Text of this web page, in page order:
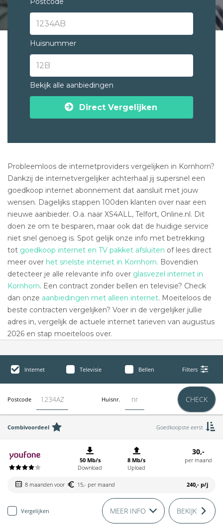
Huisnummer
Bekijk alle aanbiedingen
Direct Vergelijken
Probleemloos de internetproviders vergelijken in Kornhorn?
Dankzij de internetvergelijker achterhaal jij supersnel een
goedkoop internet abonnement dat aansluit met jouw
wensen. Dagelijks stappen 100den klanten over naar een
nieuwe aanbieder. O.a. naar XS4ALL, Telfort, Online.nl. Dit
doen ze om te besparen, maar ook dat de huidige service
niet snel genoeg is. Spot gelijk onze info met betrekking
tot goedkoop internet en TV pakket afsluiten of lees direct
meer over het snelste internet in Kornhorn. Bovendien
detecteer je alle relevante info over glasvezel internet in
Kornhorn. Een contract zonder bellen en televisie? Check
dan onze aanbiedingen met alleen internet. Moeiteloos de
beste contracten vergelijken? Voer in de vergelijker jullie
adres in, vergelijk de actuele internet tarieven van augustus
2026 en stap moeiteloos over.
Internet Televisie Bellen Filters
Postcode Huisnr. CHECK
Combivoordeel Goedkoopste eerst
50 Mb/s
Download
8 Mb/s
Upload
30,-
per maand
8 maanden voor 15,- per maand 240,- p/j
Vergelijken MEER INFO BEKIJK